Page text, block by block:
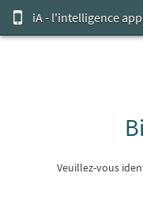
iA - l'intelligence
Veuillez-vous